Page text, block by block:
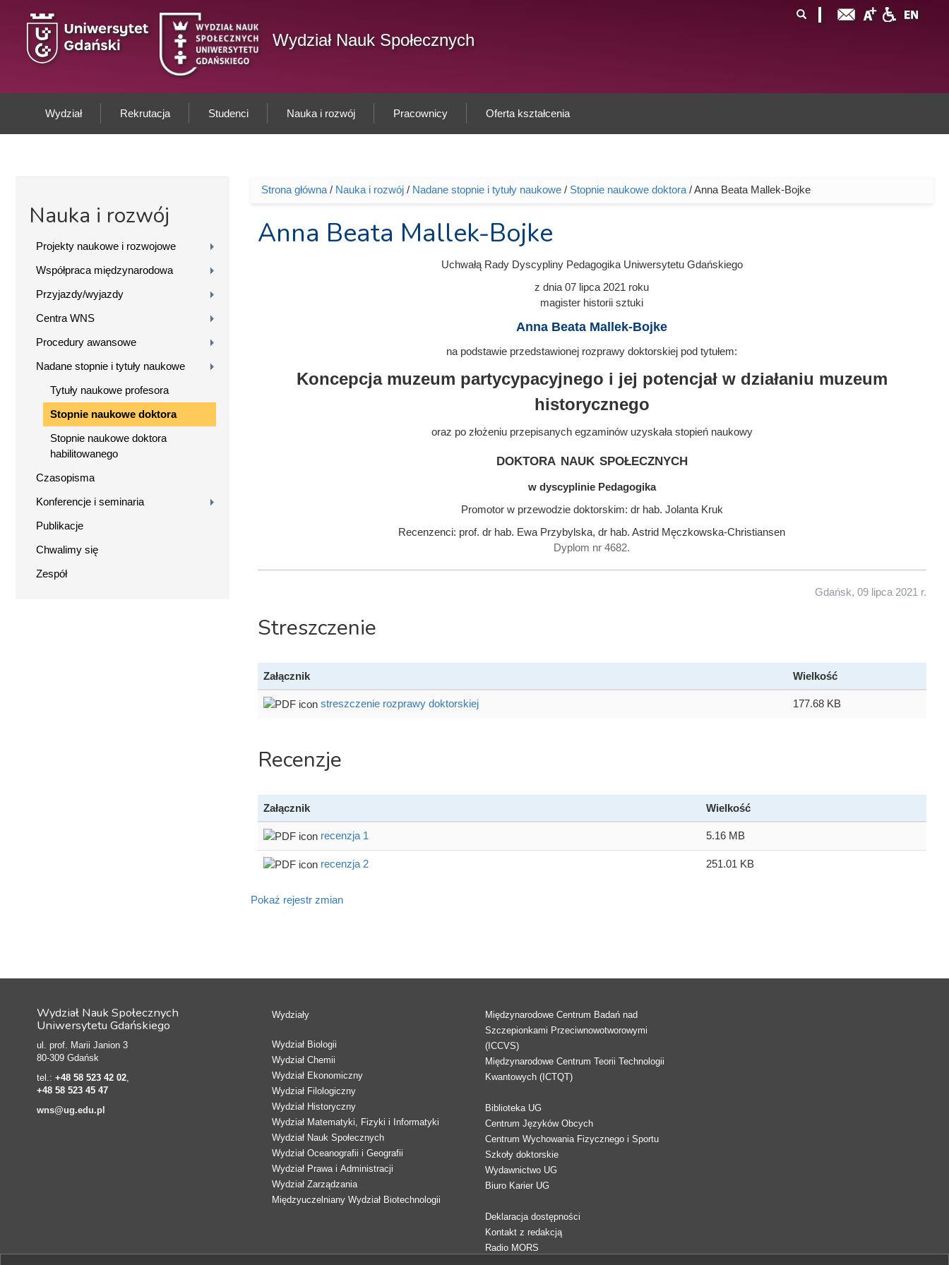
Wydział Nauk Społecznych
Wydział Rekrutacja Studenci Nauka i rozwój Pracownicy Oferta kształcenia
Nauka i rozwój
Projekty naukowe i rozwojowe
Współpraca międzynarodowa
Przyjazdy/wyjazdy
Centra WNS
Procedury awansowe
Nadane stopnie i tytuły naukowe
Tytuły naukowe profesora
Stopnie naukowe doktora
Stopnie naukowe doktora
habilitowanego
Czasopisma
Konferencje i seminaria
Publikacje
Chwalimy się
Zespół
Jesteś tutaj
Strona główna/ Nauka i rozwój/ Nadane stopnie i tytuły naukowe/ Stopnie naukowe doktora/ Anna Beata Mallek-Bojke
Anna Beata Mallek-Bojke
Uchwałą Rady Dyscypliny Pedagogika Uniwersytetu Gdańskiego
z dnia 07 lipca 2021 roku
magister historii sztuki
Anna Beata Mallek-Bojke
na podstawie przedstawionej rozprawy doktorskiej pod tytułem:
Koncepcja muzeum partycypacyjnego i jej potencjał w działaniu muzeum
historycznego
oraz po złożeniu przepisanych egzaminów uzyskała stopień naukowy
doktora nauk społecznych
w dyscyplinie Pedagogika
Promotor w przewodzie doktorskim: dr hab. Jolanta Kruk
Recenzenci: prof. dr hab. Ewa Przybylska, dr hab. Astrid Męczkowska-Christiansen
Dyplom nr 4682.
Gdańsk, 09 lipca 2021 r.
Streszczenie
Załącznik Wielkość
streszczenie rozprawy doktorskiej 177.68 KB
Recenzje
Załącznik Wielkość
recenzja 1 5.16 MB
recenzja 2 251.01 KB
Pokaż rejestr zmian
Wydział Nauk Społecznych
Uniwersytetu Gdańskiego
ul. prof. Marii Janion 3
80-309 Gdańsk
tel.: +48 58 523 42 02
+48 58 523 45 47
wns@ug.edu.pl
Wydziały
Wydział Biologii
Wydział Chemii
Wydział Ekonomiczny
Wydział Filologiczny
Wydział Historyczny
Wydział Matematyki, Fizyki i Informatyki
Wydział Nauk Społecznych
Wydział Oceanografii i Geografii
Wydział Prawa i Administracji
Wydział Zarządzania
Międzyuczelniany Wydział Biotechnologii
Międzynarodowe Centrum Badań nad
Szczepionkami Przeciwnowotworowymi
(ICCVS)
Międzynarodowe Centrum Teorii Technologii
Kwantowych (ICTQT)
Biblioteka UG
Centrum Języków Obcych
Centrum Wychowania Fizycznego i Sportu
Szkoły doktorskie
Wydawnictwo UG
Biuro Karier UG
Deklaracja dostępności
Kontakt z redakcją
Radio MORS